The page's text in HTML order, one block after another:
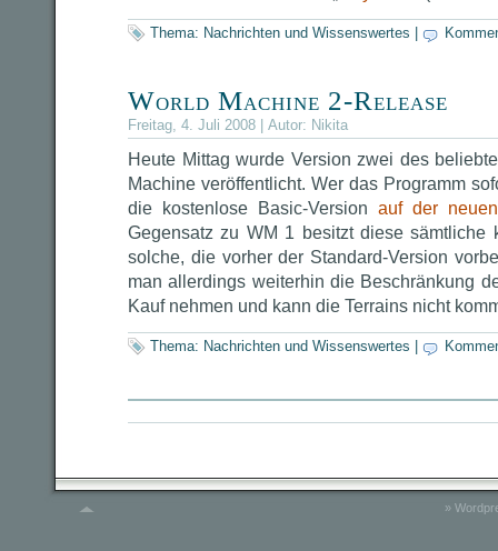
Thema: Nachrichten und Wissenswertes
World Machine 2-Release
Freitag, 4. Juli 2008 | Autor: Nikita
Heute Mittag wurde Version zwei des
Machine veröffentlicht. Wer das Programm
die kostenlose Basic-Version auf der
Gegensatz zu WM 1 besitzt diese sämtliche
solche, die vorher der Standard-Version
man allerdings weiterhin die Beschränkung
Kauf nehmen und kann die Terrains nicht
Thema: Nachrichten und Wissenswertes
»